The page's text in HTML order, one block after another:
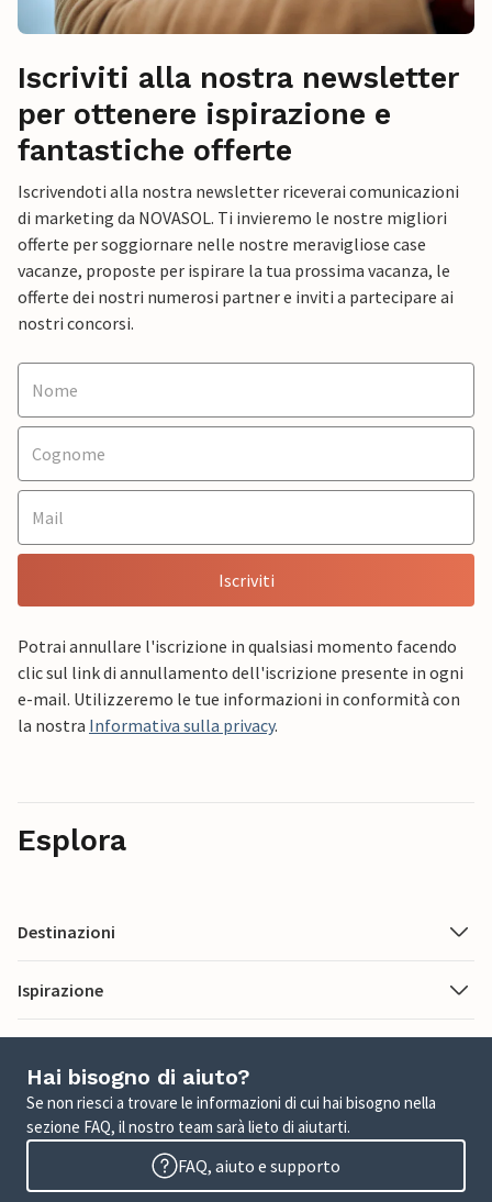
Iscriviti alla nostra newsletter
per ottenere ispirazione e
fantastiche offerte
Iscrivendoti alla nostra newsletter riceverai comunicazioni
di marketing da NOVASOL. Ti invieremo le nostre migliori
offerte per soggiornare nelle nostre meravigliose case
vacanze, proposte per ispirare la tua prossima vacanza, le
offerte dei nostri numerosi partner e inviti a partecipare ai
nostri concorsi.
Iscriviti
Potrai annullare l'iscrizione in qualsiasi momento facendo
clic sul link di annullamento dell'iscrizione presente in ogni
e-mail. Utilizzeremo le tue informazioni in conformità con
la nostra Informativa sulla privacy.
Esplora
Destinazioni
Ispirazione
Hai bisogno di aiuto?
Se non riesci a trovare le informazioni di cui hai bisogno nella
sezione FAQ, il nostro team sarà lieto di aiutarti.
FAQ, aiuto e supporto